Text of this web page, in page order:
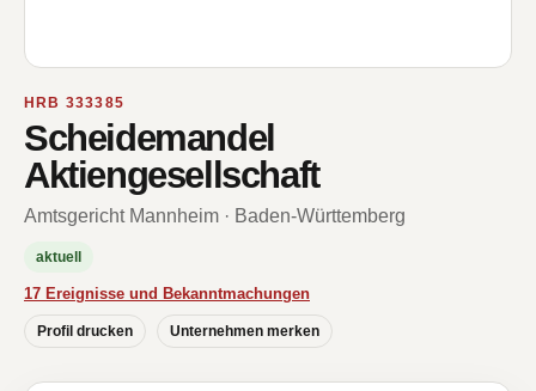
HRB 333385
Scheidemandel
Aktiengesellschaft
Amtsgericht Mannheim · Baden-Württemberg
aktuell
17 Ereignisse und Bekanntmachungen
Profil drucken Unternehmen merken